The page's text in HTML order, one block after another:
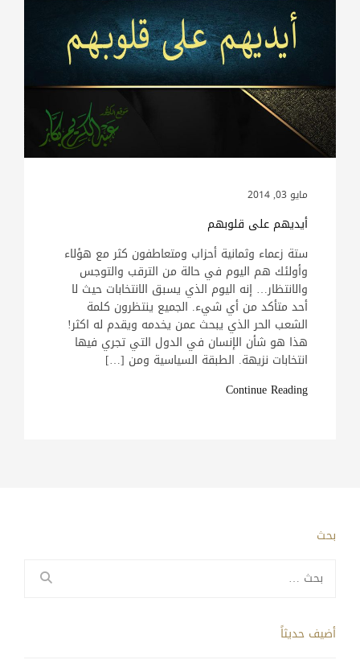
مايو 03, 2014
أيديهم على قلوبهم
ستة زعماء وثمانية أحزاب ومتعاطفون كثر مع هؤلاء
وأولئك هم اليوم في حالة من الترقب والتوجس
والانتظار… إنه اليوم الذي يسبق الانتخابات حيث لا
أحد متأكد من أي شيء. الجميع ينتظرون كلمة
الشعب الحر الذي يبحث عمن يخدمه ويقدم له اكثر!
هذا هو شأن الإنسان في الدول التي تجري فيها
انتخابات نزيهة. الطبقة السياسية ومن […]
Continue Reading
بحث
عن:
أضيف حديثاً